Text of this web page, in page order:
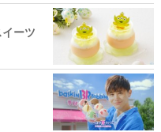
イーツ